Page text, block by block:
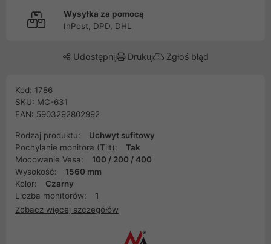
Wysyłka za pomocą
InPost, DPD, DHL
Udostępnij Drukuj Zgłoś błąd
Kod: 1786
SKU: MC-631
EAN: 5903292802992
Rodzaj produktu:
Uchwyt sufitowy
Pochylanie monitora (Tilt):
Tak
Mocowanie Vesa:
100 / 200 / 400
Wysokość:
1560 mm
Kolor:
Czarny
Liczba monitorów:
1
Zobacz więcej szczegółów